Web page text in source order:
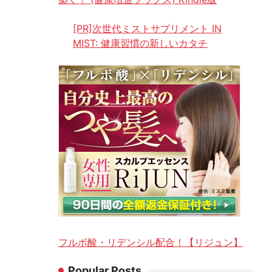
[PR]次世代ミストサプリメント IN
MIST: 健康習慣の新しいカタチ
フルボ酸・リデンシル配合！【リジュン】